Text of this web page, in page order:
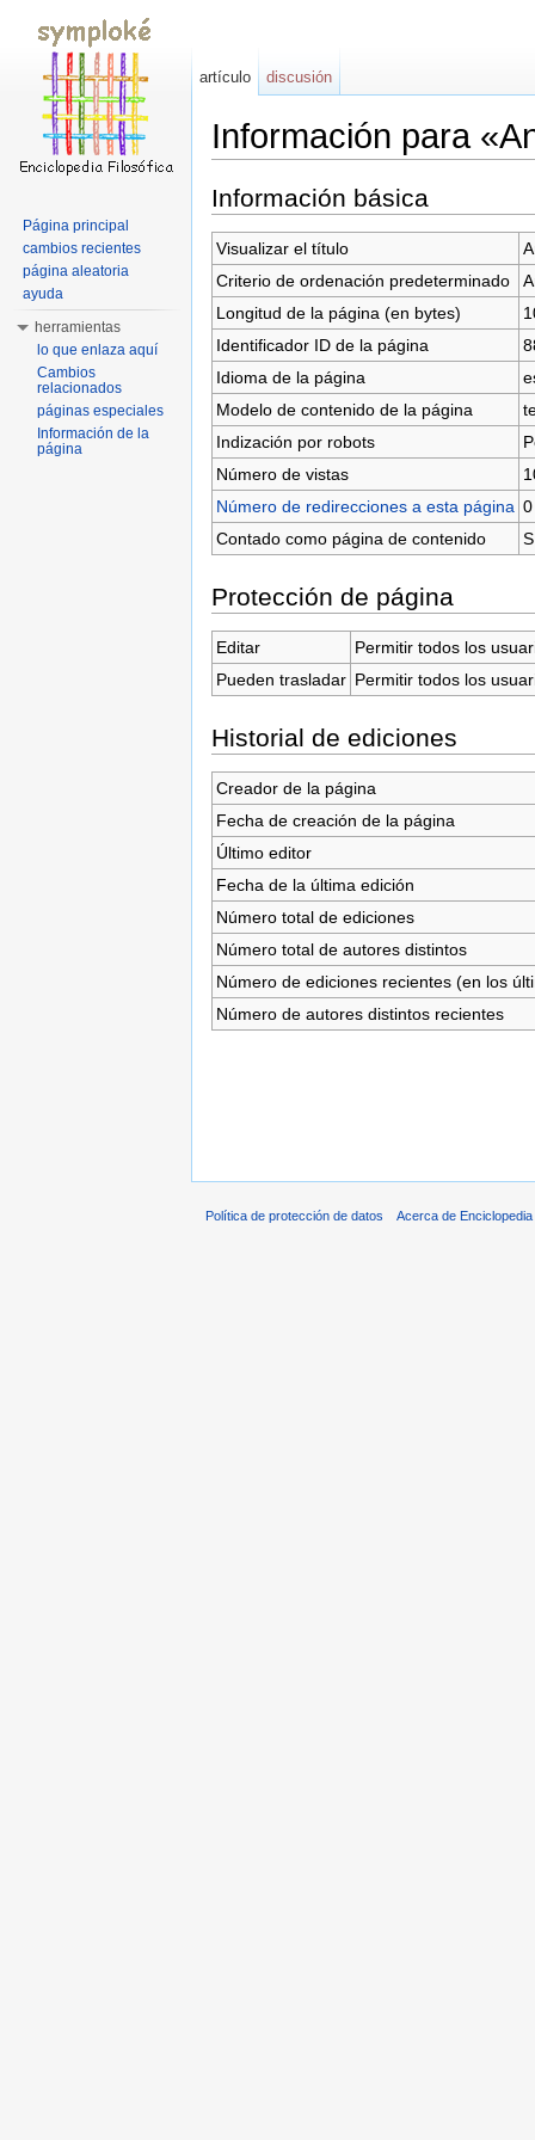
Información para
Información básica
Visualizar el título
Criterio de ordenación predeterminado
Longitud de la página (en bytes)
Identificador ID de la página
Idioma de la página
Modelo de contenido de la página
Indización por robots
Número de vistas
Número de redirecciones a esta página 0
Contado como página de contenido
Protección de página
Editar
Permitir todos los
Pueden trasladar Permitir todos los
Historial de ediciones
Creador de la página
Fecha de creación de la página
Último editor
Fecha de la última edición
Número total de ediciones
Número total de autores distintos
Número de ediciones recientes (en los
Número de autores distintos recientes
artículo discusión
Página principal
cambios recientes
página aleatoria
ayuda
herramientas
lo que enlaza aquí
Cambios
relacionados
páginas especiales
Información de la
página
Política de protección de datos Acerca de